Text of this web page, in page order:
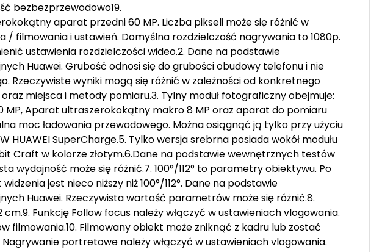
bezbezprzewodowo19.
aparat przedni 60 MP. Liczba pikseli może się różnić w
filmowania i ustawień. Domyślna rozdzielczość nagrywania to 1080p.
ustawienia rozdzielczości wideo.2. Dane na podstawie
Huawei. Grubość odnosi się do grubości obudowy telefonu i nie
Rzeczywiste wyniki mogą się różnić w zależności od konkretnego
miejsca i metody pomiaru.3. Tylny moduł fotograficzny obejmuje:
MP, Aparat ultraszerokokątny makro 8 MP oraz aparat do pomiaru
moc ładowania przewodowego. Można osiągnąć ją tylko przy użyciu
HUAWEI SuperCharge.5. Tylko wersja srebrna posiada wokół modułu
Craft w kolorze złotym.6.Dane na podstawie wewnętrznych testów
wydajność może się różnić.7. 100°/112° to parametry obiektywu. Po
jest nieco niższy niż 100°/112°. Dane na podstawie
Huawei. Rzeczywista wartość parametrów może się różnić.8.
Funkcję Follow focus należy włączyć w ustawieniach vlogowania.
filmowania.10. Filmowany obiekt może zniknąć z kadru lub zostać
Nagrywanie portretowe należy włączyć w ustawieniach vlogowania.